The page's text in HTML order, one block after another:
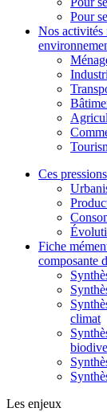
Pour
Nos activités
Ces
Fiche
composante
climat
Les enjeux